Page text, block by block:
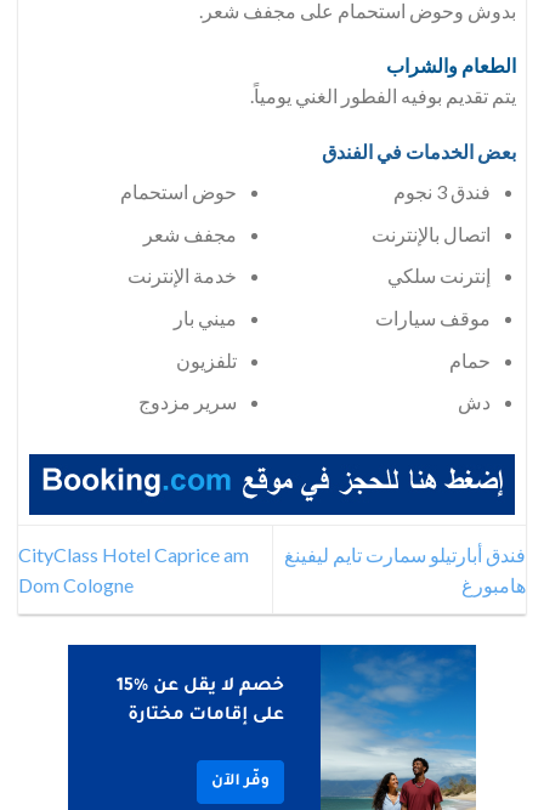
بدوش وحوض استحمام على مجفف شعر.
الطعام والشراب
يتم تقديم بوفيه الفطور الغني يومياً.
بعض الخدمات في الفندق
فندق 3 نجوم
اتصال بالإنترنت
إنترنت سلكي
موقف سيارات
حمام
دش
حوض استحمام
مجفف شعر
خدمة الإنترنت
ميني بار
تلفزيون
سرير مزدوج
فندق أبارتيلو سمارت تايم ليفينغ
هامبورغ
CityClass Hotel Caprice am
Dom Cologne